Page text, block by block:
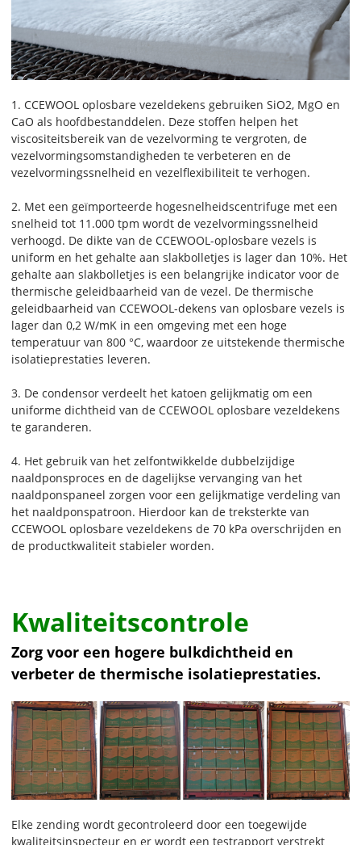
1. CCEWOOL oplosbare vezeldekens gebruiken SiO2, MgO en
CaO als hoofdbestanddelen. Deze stoffen helpen het
viscositeitsbereik van de vezelvorming te vergroten, de
vezelvormingsomstandigheden te verbeteren en de
vezelvormingssnelheid en vezelflexibiliteit te verhogen.
2. Met een geïmporteerde hogesnelheidscentrifuge met een
snelheid tot 11.000 tpm wordt de vezelvormingssnelheid
verhoogd. De dikte van de CCEWOOL-oplosbare vezels is
uniform en het gehalte aan slakbolletjes is lager dan 10%. Het
gehalte aan slakbolletjes is een belangrijke indicator voor de
thermische geleidbaarheid van de vezel. De thermische
geleidbaarheid van CCEWOOL-dekens van oplosbare vezels is
lager dan 0,2 W/mK in een omgeving met een hoge
temperatuur van 800 °C, waardoor ze uitstekende thermische
isolatieprestaties leveren.
3. De condensor verdeelt het katoen gelijkmatig om een ​​
uniforme dichtheid van de CCEWOOL oplosbare vezeldekens
te garanderen.
4. Het gebruik van het zelfontwikkelde dubbelzijdige
naaldponsproces en de dagelijkse vervanging van het
naaldponspaneel zorgen voor een gelijkmatige verdeling van
het naaldponspatroon. Hierdoor kan de treksterkte van
CCEWOOL oplosbare vezeldekens de 70 kPa overschrijden en
de productkwaliteit stabieler worden.
Kwaliteitscontrole
Zorg voor een hogere bulkdichtheid en
verbeter de thermische isolatieprestaties.
Elke zending wordt gecontroleerd door een toegewijde
kwaliteitsinspecteur en er wordt een testrapport verstrekt